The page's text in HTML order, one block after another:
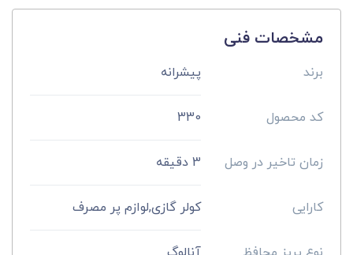
مشخصات فنی
برند پیشرانه
کد محصول 330
زمان تاخیر در وصل 3 دقیقه
کارایی کولر گازی,لوازم پر مصرف